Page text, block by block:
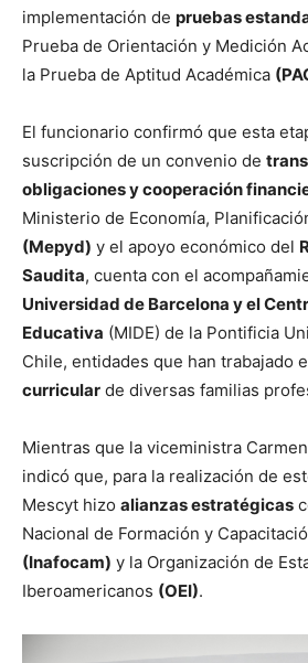
implementación de pruebas
Prueba de Orientación y Medición
la Prueba de Aptitud Académica
El funcionario confirmó que esta
suscripción de un convenio de
obligaciones y cooperación
Ministerio de Economía,
(Mepyd) y el apoyo económico del
Saudita, cuenta con el
Universidad de Barcelona y el
Educativa (MIDE) de la Pontificia
Chile, entidades que han trabajado
curricular de diversas familias
Mientras que la viceministra
indicó que, para la realización de
Mescyt hizo alianzas estratégicas
Nacional de Formación y
(Inafocam) y la Organización de
Iberoamericanos (OEI).